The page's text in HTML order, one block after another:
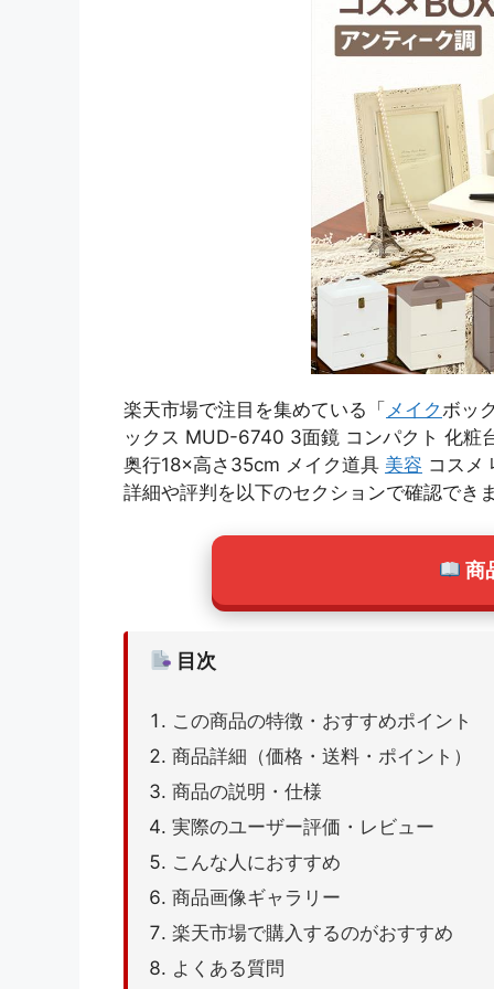
楽天市場で注目を集めている「 メイクボッ
ックス MUD-6740 3面鏡 コンパクト 化粧
奥行18×高さ35cm メイク道具 美容 コスメ
詳細や評判を以下のセクションで確認でき
商
目次
この商品の特徴・おすすめポイント
商品詳細（価格・送料・ポイント）
商品の説明・仕様
実際のユーザー評価・レビュー
こんな人におすすめ
商品画像ギャラリー
楽天市場で購入するのがおすすめ
よくある質問